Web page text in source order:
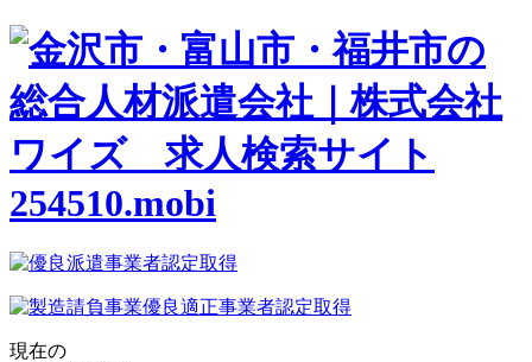
現在の